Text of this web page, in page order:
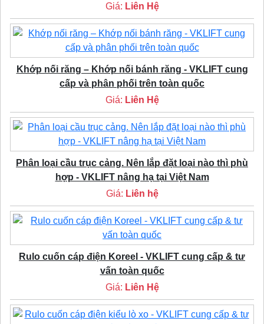
Giá: Liên Hệ
Khớp nối răng – Khớp nối bánh răng - VKLIFT cung
cấp và phân phối trên toàn quốc
Giá: Liên Hệ
Phân loại cầu trục cảng. Nên lắp đặt loại nào thì phù
hợp - VKLIFT nâng hạ tại Việt Nam
Giá: Liên hệ
Rulo cuốn cáp điện Koreel - VKLIFT cung cấp & tư
vấn toàn quốc
Giá: Liên Hệ